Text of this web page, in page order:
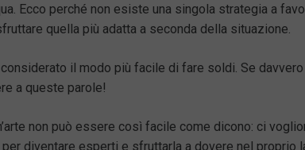
Ecco perché non esiste una singola strategia a
quella più adatta a seconda della situazione.
il modo più facile di fare soldi. Se
a queste parole!
non può essere così facile come dicono: ci
diventare esperti e sfruttarla a dovere nel proprio